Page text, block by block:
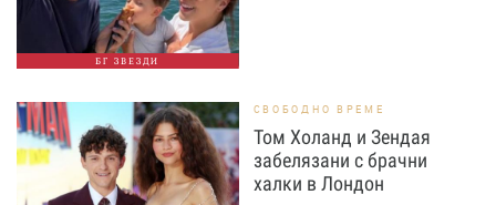
БГ ЗВЕЗДИ
СВОБОДНО ВРЕМЕ
Том Холанд и Зендая
забелязани с брачни
халки в Лондон